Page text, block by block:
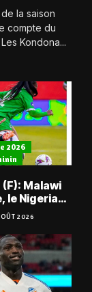
la saison
compte du
Kondona...
2026
(F): Malawi
le Nigeria
2026